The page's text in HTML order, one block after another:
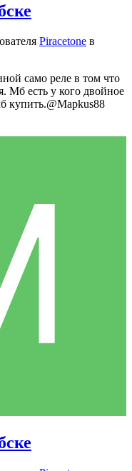
Piracetone в
само реле в том что
Мб есть у кого двойное
купить.@Mapkus88